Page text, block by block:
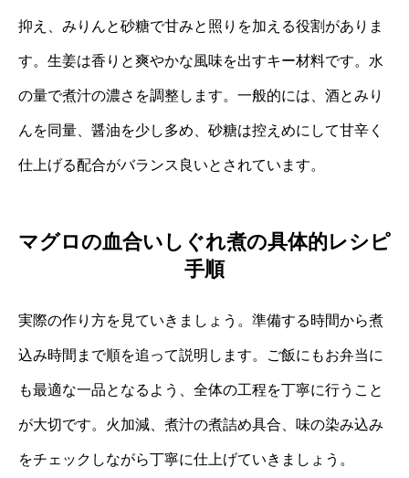
抑え、みりんと砂糖で甘みと照りを加える役割がありま
す。生姜は香りと爽やかな風味を出すキー材料です。水
の量で煮汁の濃さを調整します。一般的には、酒とみり
んを同量、醤油を少し多め、砂糖は控えめにして甘辛く
仕上げる配合がバランス良いとされています。
マグロの血合いしぐれ煮の具体的レシピ
手順
実際の作り方を見ていきましょう。準備する時間から煮
込み時間まで順を追って説明します。ご飯にもお弁当に
も最適な一品となるよう、全体の工程を丁寧に行うこと
が大切です。火加減、煮汁の煮詰め具合、味の染み込み
をチェックしながら丁寧に仕上げていきましょう。